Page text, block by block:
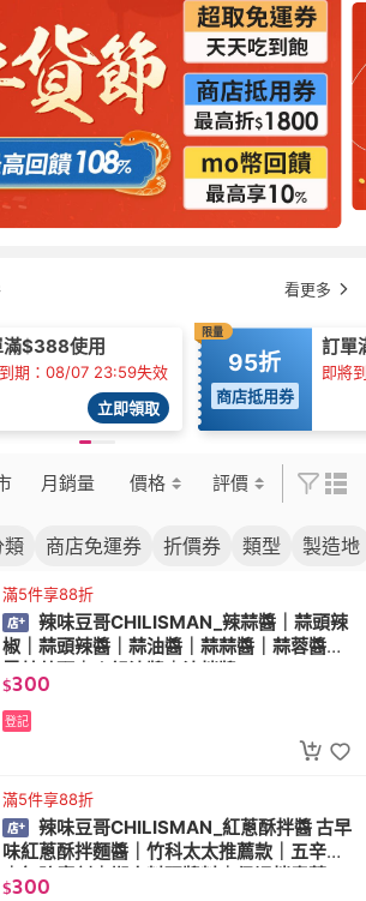
看更多
滿$388使用
期：08/07 23:59失效
立即領取
限量
95折
商店抵用券
訂單
即將
月銷量 價格 評價
類 商店免運券 折價券 類型 製造地
滿5件享88折
辣味豆哥CHILISMAN_辣蒜醬｜蒜頭辣
椒｜蒜頭辣醬｜蒜油醬｜蒜蒜醬｜蒜蓉醬｜
$300
登記
滿5件享88折
辣味豆哥CHILISMAN_紅蔥酥拌醬 古早
味紅蔥酥拌麵醬｜竹科太太推薦款｜五辛素
｜無防腐劑｜懶人料理醬料｜煲湯拌青菜
$300